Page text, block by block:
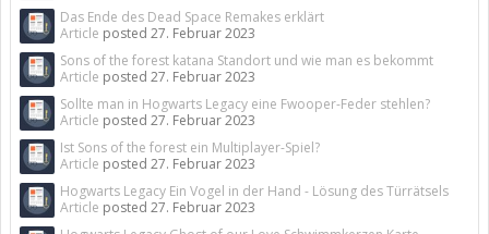
Das Ende des Dead Space Remakes erklärt
Article posted 27. Februar 2023
Sons of the forest katana Standort und wie man es bekommt
Article posted 27. Februar 2023
Sollte man in Hogwarts Legacy eine Fwooper-Feder stehlen?
Article posted 27. Februar 2023
Ist Sons of the forest ein Multiplayer-Spiel?
Article posted 27. Februar 2023
Hogwarts Legacy Ein Vogel in der Hand - Lösung des Türrätsels
Article posted 27. Februar 2023